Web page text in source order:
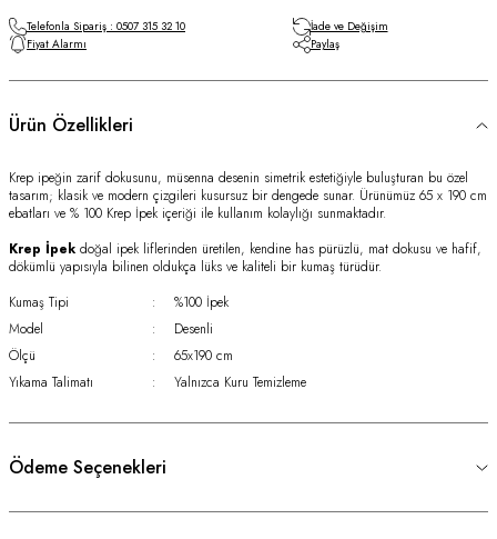
Telefonla Sipariş : 0507 315 32 10
İade ve Değişim
Fiyat Alarmı
Paylaş
Ürün Özellikleri
Krep ipeğin zarif dokusunu, müsenna desenin simetrik estetiğiyle buluşturan bu özel
tasarım; klasik ve modern çizgileri kusursuz bir dengede sunar. Ürünümüz 65 x 190 cm
ebatları ve % 100 Krep İpek içeriği ile kullanım kolaylığı sunmaktadır.
Krep İpek doğal ipek liflerinden üretilen, kendine has pürüzlü, mat dokusu ve hafif,
dökümlü yapısıyla bilinen oldukça lüks ve kaliteli bir kumaş türüdür.
Kumaş Tipi
:
%100 İpek
Model
:
Desenli
Ölçü
:
65x190 cm
Yıkama Talimatı
: Yalnızca Kuru Temizleme
Ödeme Seçenekleri